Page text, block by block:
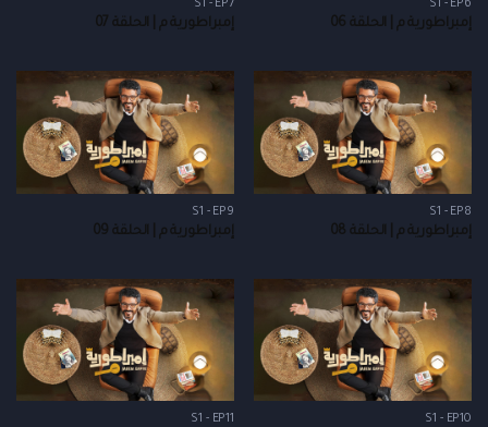
S1 - EP6
إمبراطورية م | الحلقة 06
S1 - EP7
إمبراطورية م | الحلقة 07
S1 - EP8
إمبراطورية م | الحلقة 08
S1 - EP9
إمبراطورية م | الحلقة 09
S1 - EP10
S1 - EP11